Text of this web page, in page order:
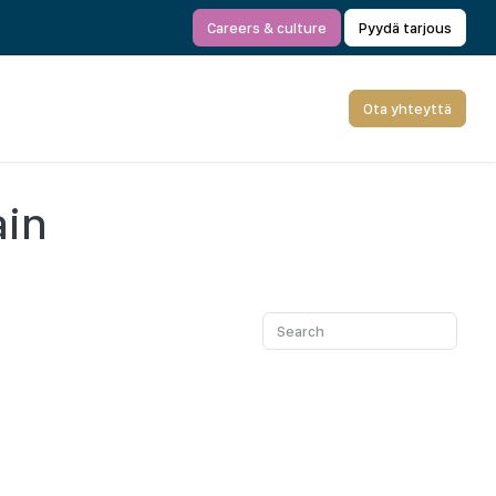
Careers & culture Pyydä tarjous
Ota yhteyttä